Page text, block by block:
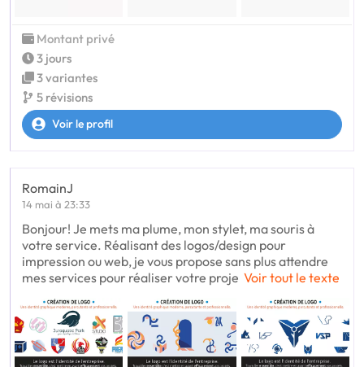
Montant privé
3 jours
3 variantes
5 révisions
Voir le profil
RomainJ
14 mai à 23:33
Bonjour! Je mets ma plume, mon stylet, ma souris à
votre service. Réalisant des logos/design pour
impression ou web, je vous propose sans plus attendre
mes services pour réaliser votre proje Voir tout le texte